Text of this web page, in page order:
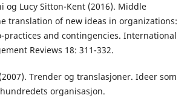
og Lucy Sitton-Kent (2016). Middle
translation of new ideas in organizations:
practices and contingencies. International
Reviews 18: 311-332.
Trender og translasjoner. Ideer som
organisasjon.